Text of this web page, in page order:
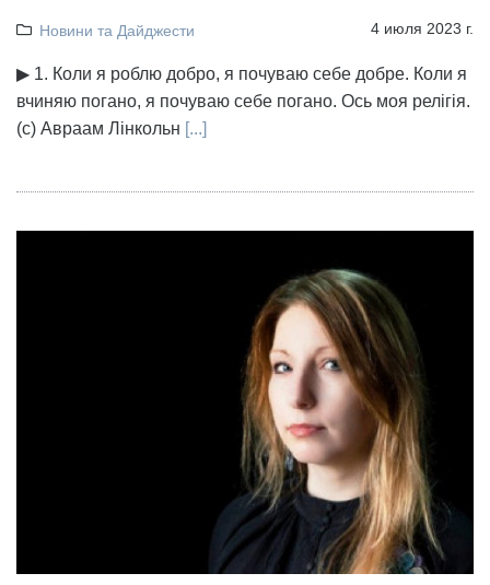
Новини та Дайджести 4 июля 2023 г.
▶ 1. Коли я роблю добро, я почуваю себе добре. Коли я
вчиняю погано, я почуваю себе погано. Ось моя релігія.
(с) Авраам Лінкольн [...]